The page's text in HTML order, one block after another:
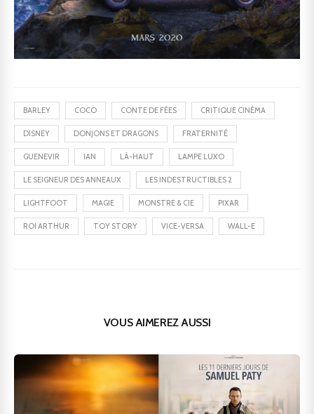
BARLEY COCO CONTE DE FÉES CRITIQUE CINÉMA
DISNEY DONJONS ET DRAGONS FRATERNITÉ
GUENEVIR IAN LÀ-HAUT LAMPE LUXO
LE SEIGNEUR DES ANNEAUX LES INDESTRUCTIBLES 2
LIGHTFOOT MAGIE MONSTRE & CIE PIXAR
ROI ARTHUR TOY STORY VICE-VERSA WALL-E
VOUS AIMEREZ AUSSI